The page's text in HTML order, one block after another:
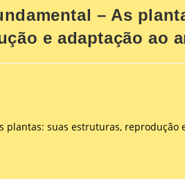
– As
e adaptação ao
plantas: suas estruturas, reprodução